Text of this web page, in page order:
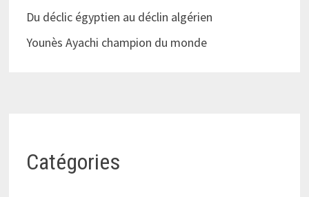
Du déclic égyptien au déclin algérien
Younès Ayachi champion du monde
Catégories